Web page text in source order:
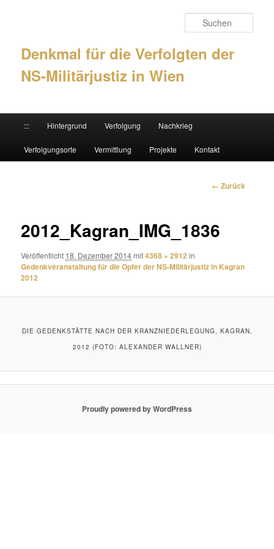
Denkmal für die Verfolgten der
NS-Militärjustiz in Wien
Zum Inhalt wechseln
Zum sekundären Inhalt wechseln
::: Hintergrund Verfolgung Nachkrieg
Verfolgungsorte Vermittlung Projekte Kontakt
Bilder-
← Zurück
2012_Kagran_IMG_1836
Veröffentlicht 18. Dezember 2014mit4368 × 2912 in
Gedenkveranstaltung für die Opfer der NS-Militärjustiz in Kagran
2012
DIE GEDENKSTÄTTE NACH DER KRANZNIEDERLEGUNG, KAGRAN,
2012 (FOTO: ALEXANDER WALLNER)
Proudly powered by WordPress